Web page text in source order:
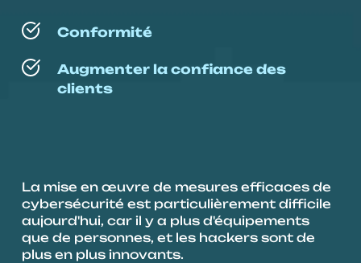
Conformité
Augmenter la confiance des
clients
La mise en œuvre de mesures efficaces de
cybersécurité est particulièrement difficile
aujourd'hui, car il y a plus d'équipements
que de personnes, et les hackers sont de
plus en plus innovants.